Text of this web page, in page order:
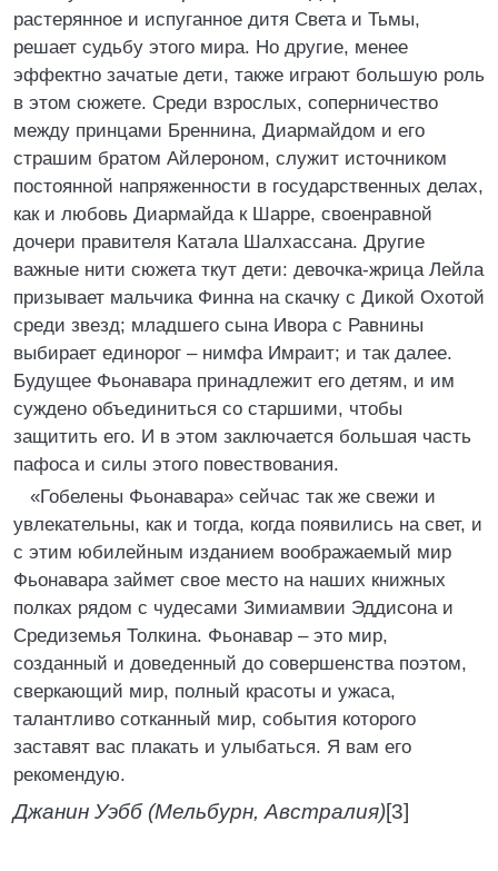
растерянное и испуганное дитя Света и Тьмы,
решает судьбу этого мира. Но другие, менее
эффектно зачатые дети, также играют большую роль
в этом сюжете. Среди взрослых, соперничество
между принцами Бреннина, Диармайдом и его
страшим братом Айлероном, служит источником
постоянной напряженности в государственных делах,
как и любовь Диармайда к Шарре, своенравной
дочери правителя Катала Шалхассана. Другие
важные нити сюжета ткут дети: девочка-жрица Лейла
призывает мальчика Финна на скачку с Дикой Охотой
среди звезд; младшего сына Ивора с Равнины
выбирает единорог – нимфа Имраит; и так далее.
Будущее Фьонавара принадлежит его детям, и им
суждено объединиться со старшими, чтобы
защитить его. И в этом заключается большая часть
пафоса и силы этого повествования.
«Гобелены Фьонавара» сейчас так же свежи и
увлекательны, как и тогда, когда появились на свет, и
с этим юбилейным изданием воображаемый мир
Фьонавара займет свое место на наших книжных
полках рядом с чудесами Зимиамвии Эддисона и
Средиземья Толкина. Фьонавар – это мир,
созданный и доведенный до совершенства поэтом,
сверкающий мир, полный красоты и ужаса,
талантливо сотканный мир, события которого
заставят вас плакать и улыбаться. Я вам его
рекомендую.
Джанин Уэбб (Мельбурн, Австралия)[3]